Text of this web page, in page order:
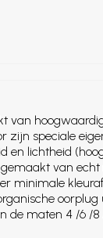
van
zijn speciale
en lichtheid
van
minimale
oorplug
de maten 4 /6 /8 /